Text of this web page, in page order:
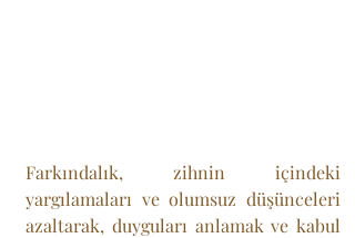
Farkındalık, zihnin içindeki
yargılamaları ve olumsuz düşünceleri
azaltarak, duyguları anlamak ve kabul